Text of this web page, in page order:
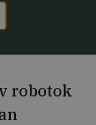
robotok